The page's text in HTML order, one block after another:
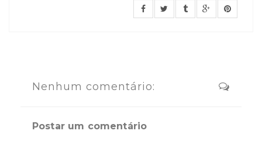
Nenhum comentário:
Postar um comentário